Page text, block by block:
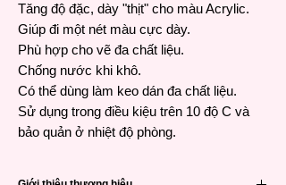
Tăng độ đặc, dày "thịt" cho màu Acrylic.
Giúp đi một nét màu cực dày.
Phù hợp cho vẽ đa chất liệu.
Chống nước khi khô.
Có thể dùng làm keo dán đa chất liệu.
Sử dụng trong điều kiệu trên 10 độ C và
bảo quản ở nhiệt độ phòng.